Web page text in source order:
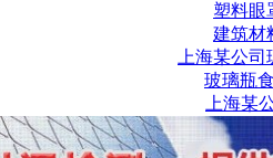
塑料眼
建筑材
上海某公
玻璃瓶
上海某